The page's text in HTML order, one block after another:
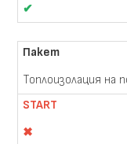
✔
Топлоизолация на
✖